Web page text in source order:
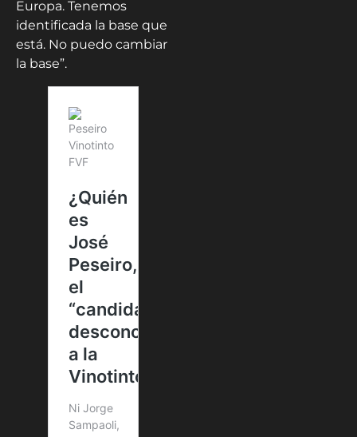
Europa. Tenemos
identificada la base que
está. No puedo cambiar
la base”.